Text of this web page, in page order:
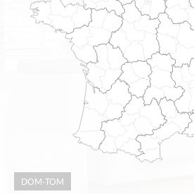
Home
Create an alert
Our network
Our offers
About us
Contact
DOM-TOM